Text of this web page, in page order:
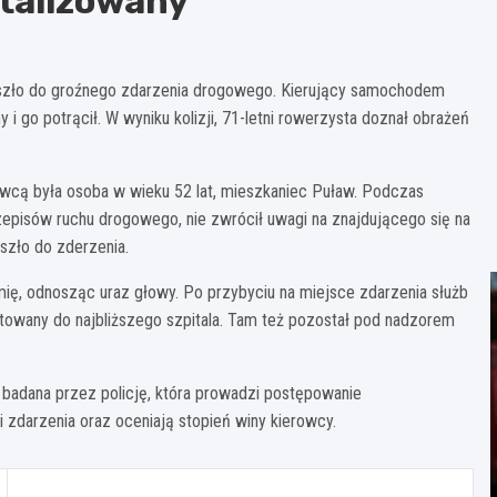
do groźnego zdarzenia drogowego. Kierujący samochodem
go potrącił. W wyniku kolizji, 71-letni rowerzysta doznał obrażeń
była osoba w wieku 52 lat, mieszkaniec Puław. Podczas
ruchu drogowego, nie zwrócił uwagi na znajdującego się na
do zderzenia.
odnosząc uraz głowy. Po przybyciu na miejsce zdarzenia służb
do najbliższego szpitala. Tam też pozostał pod nadzorem
przez policję, która prowadzi postępowanie
oraz oceniają stopień winy kierowcy.